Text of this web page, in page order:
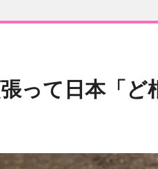
って日本「ど